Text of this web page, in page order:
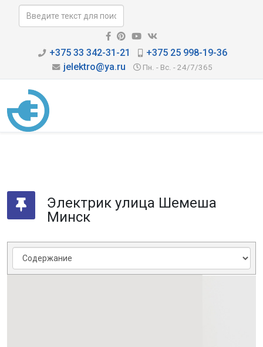
+375 33 342-31-21
+375 25 998-19-36
jelektro@ya.ru
Пн. - Вс. - 24/7/365
Электрик улица Шемеша
Минск